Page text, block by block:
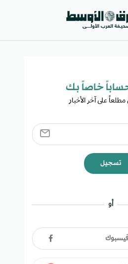
خاصاً بك​
على آخر الأخبار
تسجيل
أو